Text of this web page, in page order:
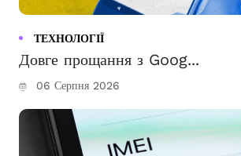
ТЕХНОЛОГІЇ
Довге прощання з Goog...
06 Серпня 2026